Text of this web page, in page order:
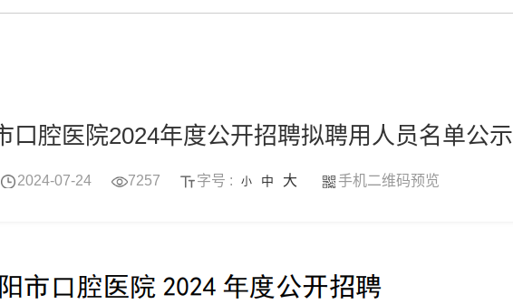
口腔医院2024年度公开招聘拟聘用人员名单公示
2024-07-24 7257 字号 : 小 中 大 手机二维码预览